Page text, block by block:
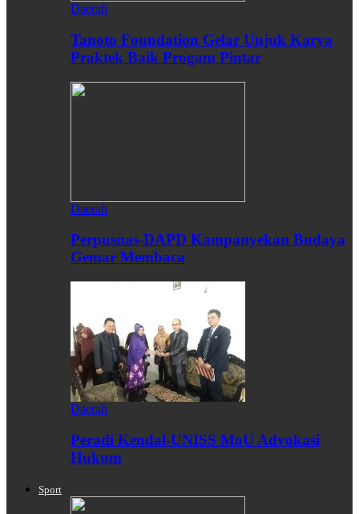
Daerah
Tanoto Foundation Gelar Unjuk Karya
Praktek Baik Progam Pintar
Daerah
Perpusnas-DAPD Kampanyekan Budaya
Gemar Membaca
Daerah
Peradi Kendal-UNISS MoU Advokasi
Hukum
Sport